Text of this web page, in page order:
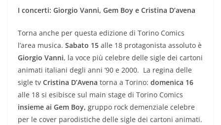
I concerti: Giorgio Vanni, Gem Boy e Cristina D’avena
Torna anche per questa edizione di Torino Comics
l’area musica. Sabato 15 alle 18 protagonista assoluto è
Giorgio Vanni, la voce più celebre delle sigle dei cartoni
animati italiani degli anni ’90 e 2000. La regina delle
sigle tv Cristina D’Avena torna a Torino: domenica 16
alle 18 si esibisce sul main stage di Torino Comics
insieme ai Gem Boy, gruppo rock demenziale celebre
per le cover parodistiche delle sigle dei cartoni animati.